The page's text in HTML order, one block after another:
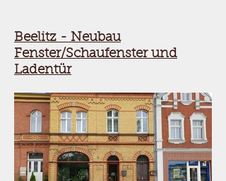
Beelitz - Neubau
Fenster/Schaufenster und
Ladentür